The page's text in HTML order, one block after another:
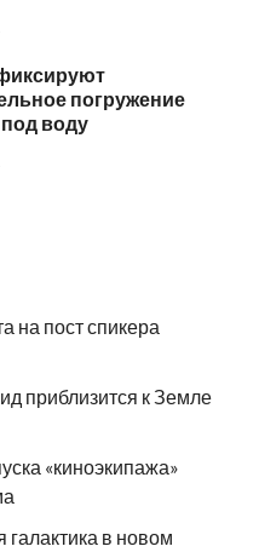
погружение
воду
на пост спикера
приблизится к Земле
«киноэкипажа»
галактика в новом